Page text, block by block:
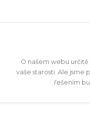
O našem webu určitě
vaše starosti. Ale jsme
řešením